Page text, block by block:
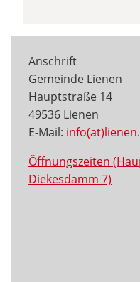
Anschrift
Gemeinde Lienen
Hauptstraße 14
49536 Lienen
E-Mail:
Öffnungszeiten
Diekesdamm 7)